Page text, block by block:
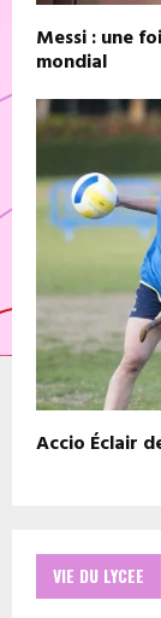
Messi : une
mondial
Accio Éclair
VIE DU LYCEE